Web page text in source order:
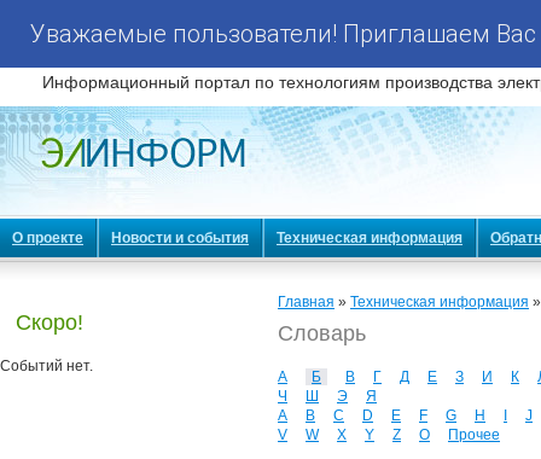
Уважаемые пользователи! Приглашаем
Информационный портал по технологиям производства
О проекте Новости и события Техническая информация
Скоро!
Событий нет.
Главная » Техническая информация
Словарь
А Б В Г Д Е З И К
Ч
Ш Э
Я
A
B C D E F G H
J
V
W X Y Z О Прочее